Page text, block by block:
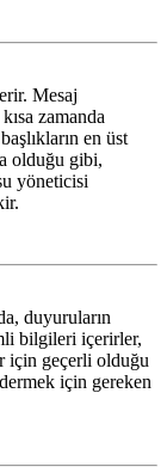
Mesaj
zamanda
en üst
olduğu gibi,
yöneticisi
duyuruların
bilgileri içerirler,
için geçerli olduğu
için gereken